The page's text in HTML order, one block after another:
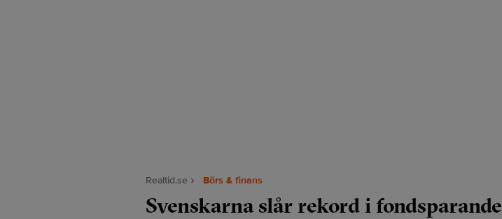
Realtid.se Börs & finans
Svenskarna slår rekord i fondsparande